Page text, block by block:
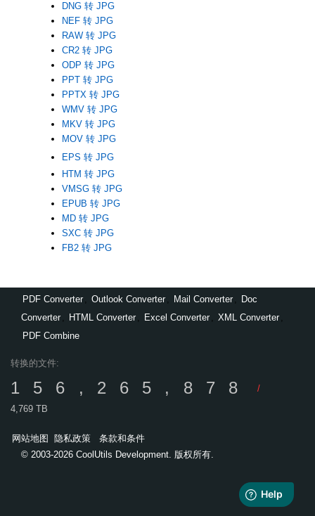
DNG 转 JPG
NEF 转 JPG
RAW 转 JPG
CR2 转 JPG
ODP 转 JPG
PPT 转 JPG
PPTX 转 JPG
WMV 转 JPG
MKV 转 JPG
MOV 转 JPG
EPS 转 JPG
HTM 转 JPG
VMSG 转 JPG
EPUB 转 JPG
MD 转 JPG
SXC 转 JPG
FB2 转 JPG
PDF Converter , Outlook Converter , Mail Converter ,
Doc
Converter , HTML Converter , Excel Converter , XML Converter ,
PDF Combine
转换的文件:
156,265,878
/
4,769 TB
网站地图 隐私政策
条款和条件
© 2003-2026 CoolUtils Development. 版权所有.